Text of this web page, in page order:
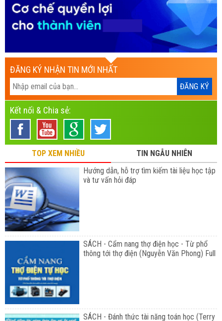
ĐĂNG KÝ NHẬN TIN MỚI NHẤT
Kết nối & Chia sẻ:
TOP XEM NHIỀU
TIN NGẪU NHIÊN
Hướng dẫn, hỗ trợ tìm kiếm tài liệu học tập
và tư vấn hỏi đáp
SÁCH - Cẩm nang thợ điện học - Từ phổ
thông tới thợ điện (Nguyễn Văn Phong) Full
SÁCH - Đánh thức tài năng toán học (Terry